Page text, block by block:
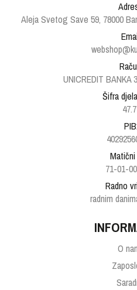
Aleja Svetog Save 59, 78000
UNICREDIT BANKA
Šifra
PIB:
Matični
71-01-
Radno
radnim
O